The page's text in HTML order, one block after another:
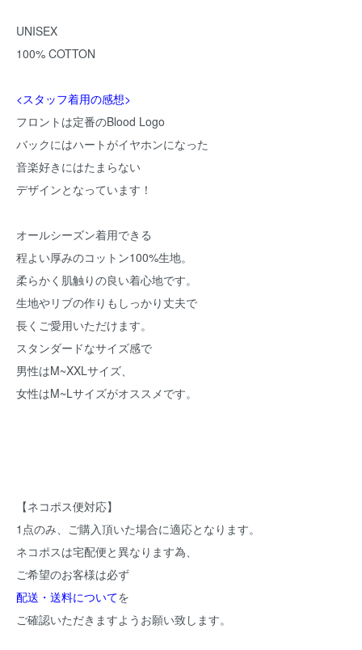
UNISEX
100% COTTON
<スタッフ着用の感想>
フロントは定番のBlood Logo
バックにはハートがイヤホンになった
音楽好きにはたまらない
デザインとなっています！
オールシーズン着用できる
程よい厚みのコットン100%生地。
柔らかく肌触りの良い着心地です。
生地やリブの作りもしっかり丈夫で
長くご愛用いただけます。
スタンダードなサイズ感で
男性はM~XXLサイズ、
女性はM~Lサイズがオススメです。
【ネコポス便対応】
1点のみ、ご購入頂いた場合に適応となります。
ネコポスは宅配便と異なります為、
ご希望のお客様は必ず
配送・送料についてを
ご確認いただきますようお願い致します。